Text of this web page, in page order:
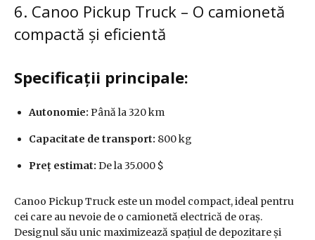
6. Canoo Pickup Truck – O camionetă
compactă și eficientă
Specificații principale:
Autonomie: Până la 320 km
Capacitate de transport: 800 kg
Preț estimat: De la 35.000 $
Canoo Pickup Truck este un model compact, ideal pentru
cei care au nevoie de o camionetă electrică de oraș.
Designul său unic maximizează spațiul de depozitare și